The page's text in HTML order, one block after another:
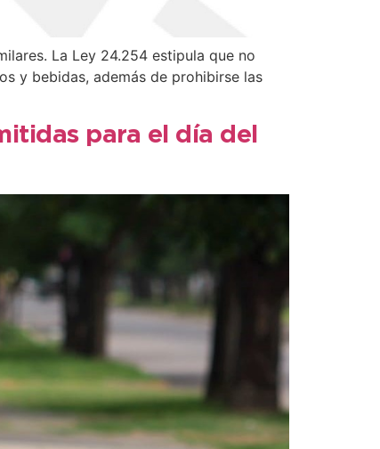
La Ley 24.254 estipula que no
y bebidas, además de prohibirse las
para el día del